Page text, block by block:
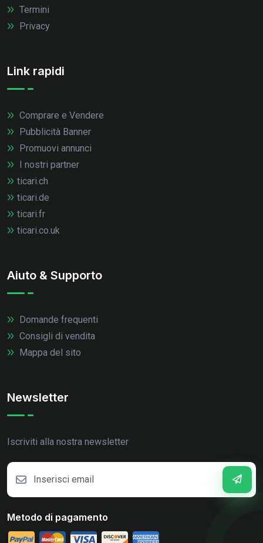
Termini
Privacy
Link rapidi
Comprare e Vendere
Pubblicità Banner
Promuovi annunci
I nostri partner
ticari.ch
ticari.de
ticari.fr
ticari.co.uk
Aiuto & Supporto
Domande frequenti
Consigli di vendita
Mappa del sito
Newsletter
Iscriviti alla nostra newsletter
Metodo di pagamento